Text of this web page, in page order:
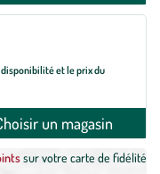
et le prix du
un magasin
sur votre carte de fidélité